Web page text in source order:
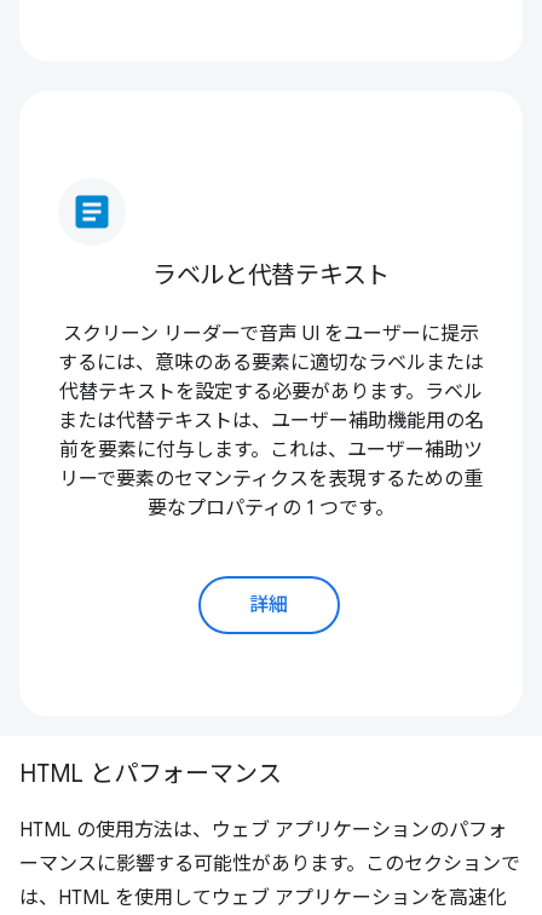
article
ラベルと代替テキスト
スクリーン リーダーで音声 UI をユーザーに提示
するには、意味のある要素に適切なラベルまたは
代替テキストを設定する必要があります。ラベル
または代替テキストは、ユーザー補助機能用の名
前を要素に付与します。これは、ユーザー補助ツ
リーで要素のセマンティクスを表現するための重
要なプロパティの 1 つです。
詳細
HTML とパフォーマンス
HTML の使用方法は、ウェブ アプリケーションのパフォ
ーマンスに影響する可能性があります。このセクションで
は、HTML を使用してウェブ アプリケーションを高速化